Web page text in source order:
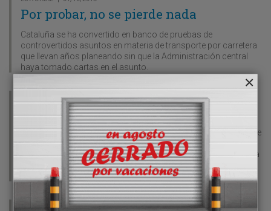
Por probar, no se pierde nada
Cataluña se ha convertido en banco de pruebas de
controvertidos asuntos en materia de transporte por carretera
que llevan años planeando sin que la Administración central
haya tomado cartas en el asunto.
|15/09/2013
Incertidumbre sobre la ‘acción directa’
El sector del transporte por carretera, acostumbrado a ponerse
la venda antes de la herida, y a sacar el pañuelo a todas horas,
por fin ha esbozado una pequeña sonrisa al ver como la nueva
LOTT, que entró en vigor el pasado mes de julio, recogía
finalmente la ‘acción directa’.
EDITORIAL| 15/09/2013